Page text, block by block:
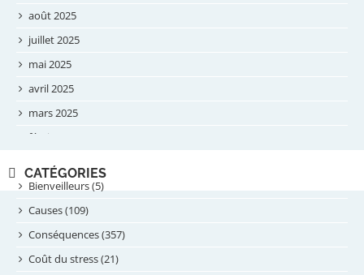
août 2025
juillet 2025
mai 2025
avril 2025
mars 2025
février 2025
septembre 2024
août 2024
juillet 2024
juin 2024
CATÉGORIES
Bienveilleurs (5)
Causes (109)
Conséquences (357)
Coût du stress (21)